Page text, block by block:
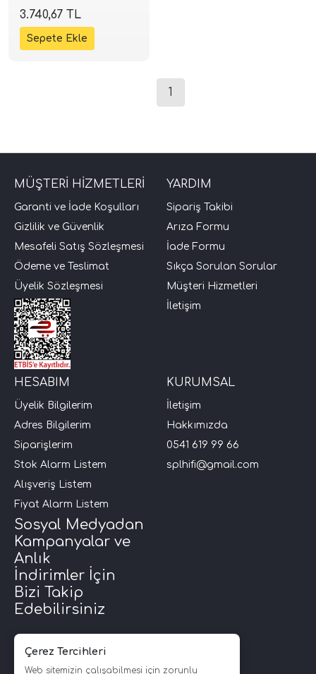
Modelleri
Setleri)
Arac Baslari)
Performans)
Midrange | 100W RMS |
SPLHIFI
3.740,67 TL
1
MÜŞTERİ HİZMETLERİ
Garanti ve İade Koşulları
Gizlilik ve Güvenlik
Mesafeli Satış Sözleşmesi
Ödeme ve Teslimat
Üyelik Sözleşmesi
YARDIM
Sipariş Takibi
Arıza Formu
İade Formu
Sıkça Sorulan Sorular
Müşteri Hizmetleri
İletişim
HESABIM
Üyelik Bilgilerim
Adres Bilgilerim
Siparişlerim
Stok Alarm Listem
Alışveriş Listem
Fiyat Alarm Listem
KURUMSAL
İletişim
Hakkımızda
0541 619 99 66
splhifi@gmail.com
Sosyal Medyadan
Kampanyalar ve
Anlık
İndirimler İçin
Bizi Takip
Edebilirsiniz
Çerez Tercihleri
Web sitemizin çalışabilmesi için zorunlu